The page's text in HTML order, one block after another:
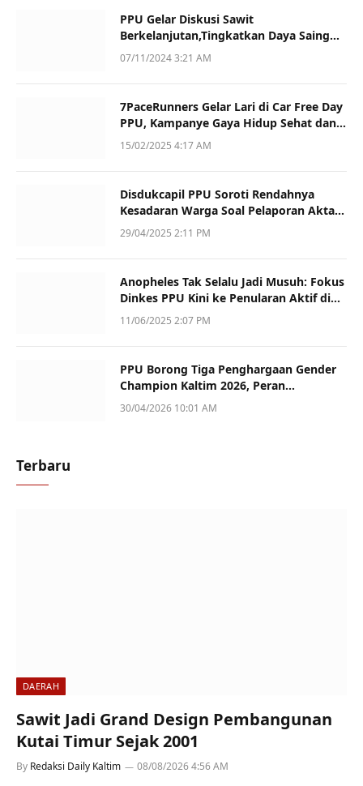
PPU Gelar Diskusi Sawit
Berkelanjutan,Tingkatkan Daya Saing
dan Kualitas
07/11/2024 3:21 AM
7PaceRunners Gelar Lari di Car Free Day
PPU, Kampanye Gaya Hidup Sehat dan
Dukung UMKM
15/02/2025 4:17 AM
Disdukcapil PPU Soroti Rendahnya
Kesadaran Warga Soal Pelaporan Akta
Kematian
29/04/2025 2:11 PM
Anopheles Tak Selalu Jadi Musuh: Fokus
Dinkes PPU Kini ke Penularan Aktif di
Sotek
11/06/2025 2:07 PM
PPU Borong Tiga Penghargaan Gender
Champion Kaltim 2026, Peran
Perempuan Jadi Sorotan
30/04/2026 10:01 AM
Terbaru
DAERAH
Sawit Jadi Grand Design Pembangunan
Kutai Timur Sejak 2001
By Redaksi Daily Kaltim 08/08/2026 4:56 AM